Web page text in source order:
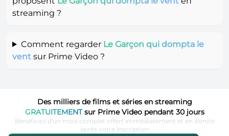
streaming ?
Comment regarder Le Garçon qui dompta le
vent sur Prime Video ?
Des milliers de films et séries en streaming
GRATUITEMENTsur Prime Video pendant 30 jours
Bénéficiez d'un mois complet offert immédiatement et en illimité
après votre inscription